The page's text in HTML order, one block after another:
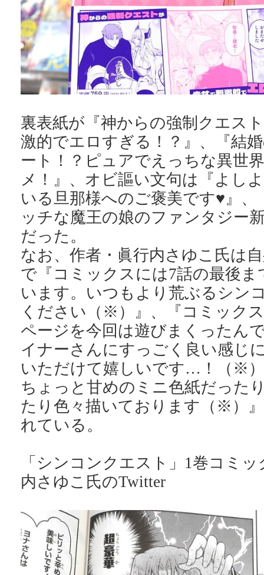
裏表紙が『神からの強制クエス
激的でエロすぎる！？』、『結
ート！？ピュアでえっちな異世
メ！』、オビ謳い文句は『よし
いる旦那様へのご褒美です♥』、
ッチな魔王の娘のファンタジー
だった。
なお、作者・眞行内さゆこ氏は
で『コミックスには7話の最後ま
います。いつもより荒ぶるシン
ください（※）』、『コミック
ページを今回は遊びまくったん
イナーさんにすっごく良い感じ
いただけて嬉しいです…！（※
ちょっと甘めのミニ色紙だった
たり色々描いております（※）
れている。
「シンコンクエスト」1巻コミ
内さゆこ氏のTwitter